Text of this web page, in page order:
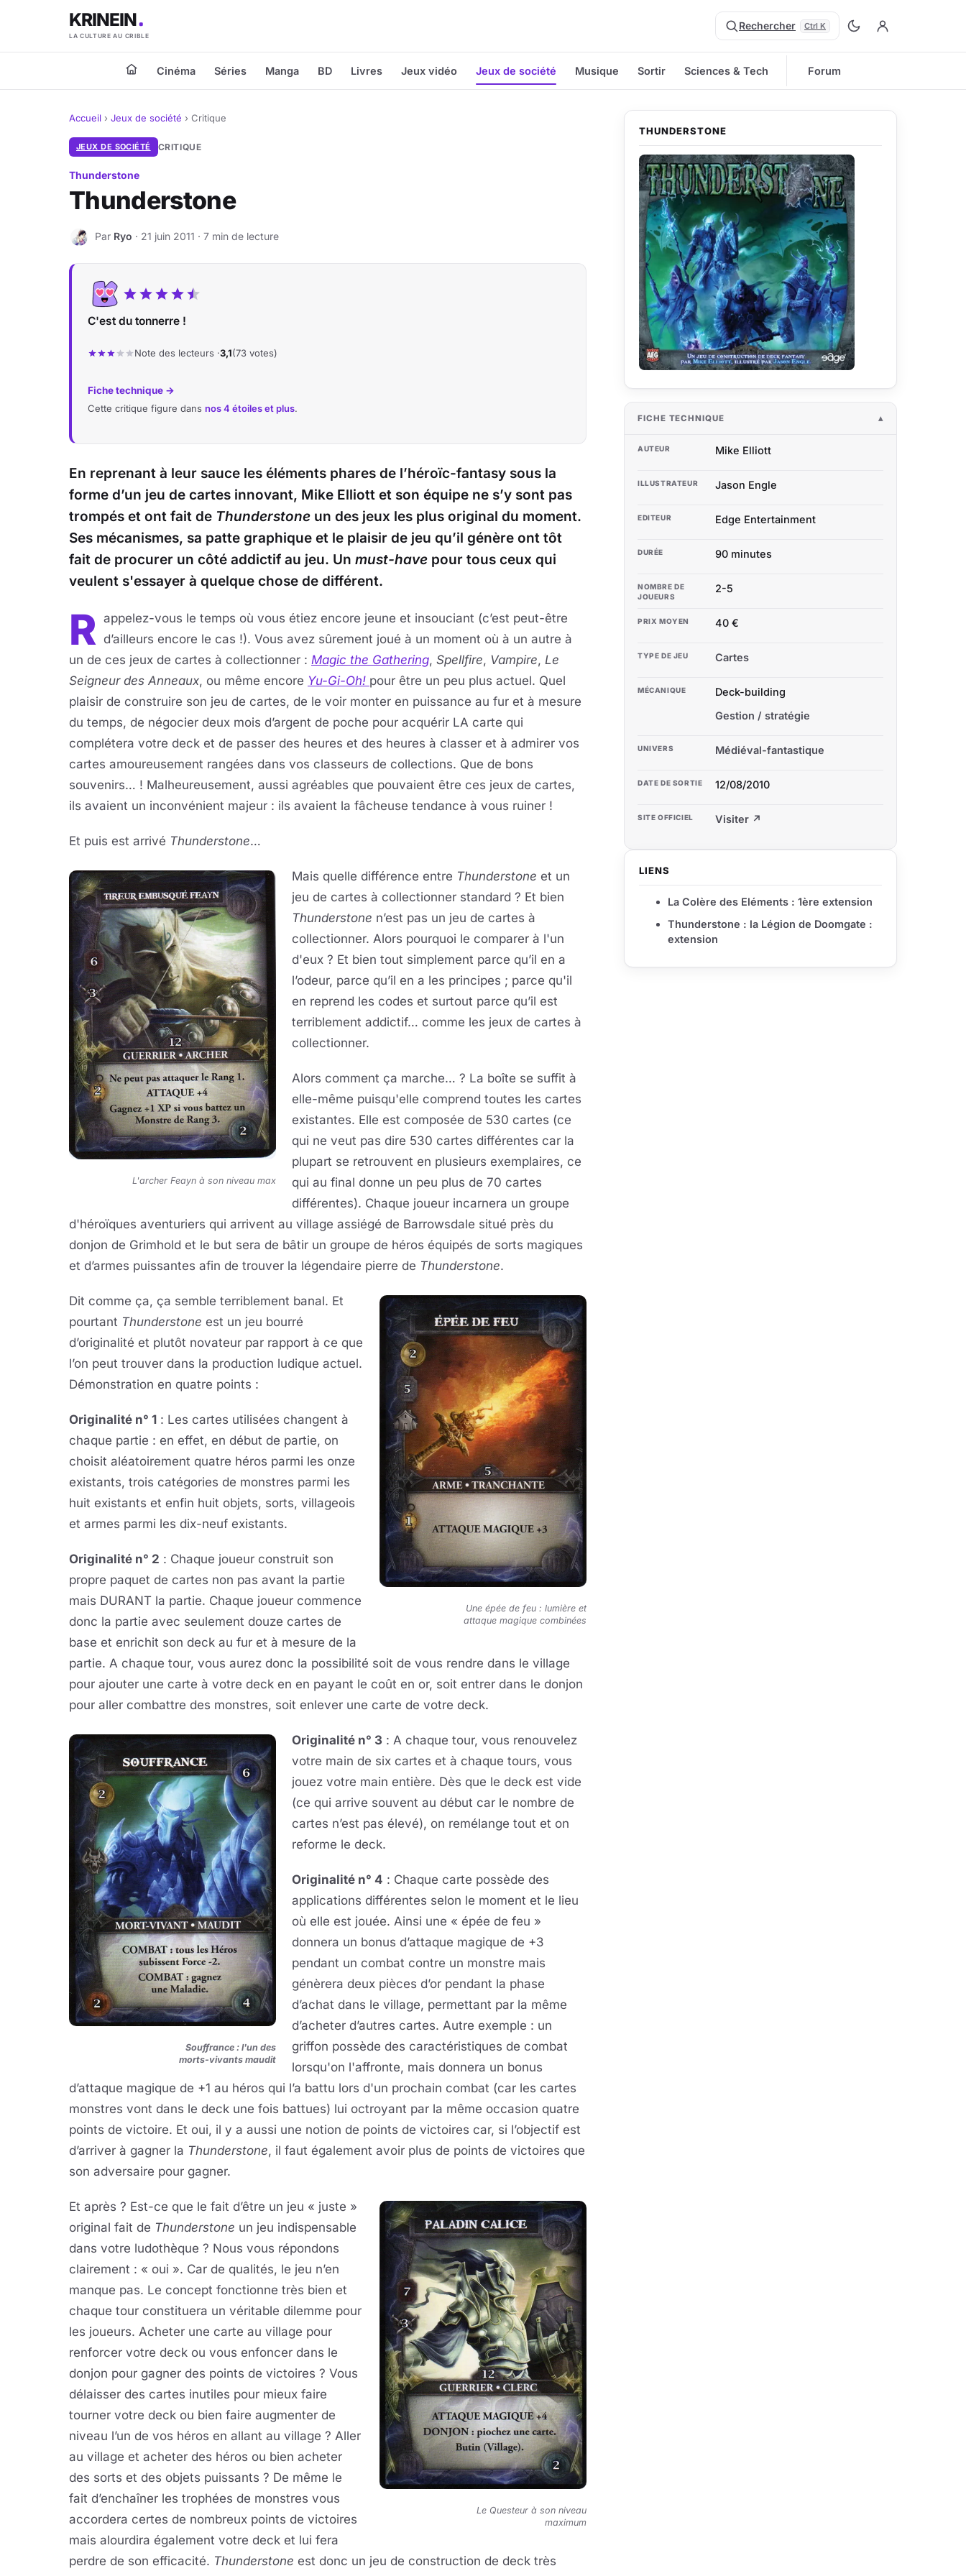
KRINEIN
LA CULTURE AU CRIBLE
Rechercher Ctrl K
Cinéma Séries Manga BD Livres Jeux vidéo Jeux de société Musique Sortir Sciences & Tech Forum
Accueil › Jeux de société › Critique
JEUX DE SOCIÉTÉ CRITIQUE
Thunderstone
Thunderstone
R Par Ryo · 21 juin 2011 · 7 min de lecture
C'est du tonnerre !
Note des lecteurs ·3,1(73 votes)
Fiche technique →
Cette critique figure dans nos 4 étoiles et plus.
En reprenant à leur sauce les éléments phares de l’héroïc-fantasy sous la
forme d’un jeu de cartes innovant, Mike Elliott et son équipe ne s’y sont pas
trompés et ont fait de Thunderstone un des jeux les plus original du moment.
Ses mécanismes, sa patte graphique et le plaisir de jeu qu’il génère ont tôt
fait de procurer un côté addictif au jeu. Un must-have pour tous ceux qui
veulent s'essayer à quelque chose de différent.
R appelez-vous le temps où vous étiez encore jeune et insouciant (c’est peut-être
d’ailleurs encore le cas !). Vous avez sûrement joué à un moment où à un autre à
un de ces jeux de cartes à collectionner : Magic the Gathering, Spellfire, Vampire, Le
Seigneur des Anneaux, ou même encore Yu-Gi-Oh! pour être un peu plus actuel. Quel
plaisir de construire son jeu de cartes, de le voir monter en puissance au fur et à mesure
du temps, de négocier deux mois d’argent de poche pour acquérir LA carte qui
complétera votre deck et de passer des heures et des heures à classer et à admirer vos
cartes amoureusement rangées dans vos classeurs de collections. Que de bons
souvenirs… ! Malheureusement, aussi agréables que pouvaient être ces jeux de cartes,
ils avaient un inconvénient majeur : ils avaient la fâcheuse tendance à vous ruiner !
Et puis est arrivé Thunderstone…
L'archer Feayn à son niveau max
Mais quelle différence entre Thunderstone et un
jeu de cartes à collectionner standard ? Et bien
Thunderstone n’est pas un jeu de cartes à
collectionner. Alors pourquoi le comparer à l'un
d'eux ? Et bien tout simplement parce qu’il en a
l’odeur, parce qu’il en a les principes ; parce qu'il
en reprend les codes et surtout parce qu’il est
terriblement addictif… comme les jeux de cartes à
collectionner.
Alors comment ça marche… ? La boîte se suffit à
elle-même puisqu'elle comprend toutes les cartes
existantes. Elle est composée de 530 cartes (ce
qui ne veut pas dire 530 cartes différentes car la
plupart se retrouvent en plusieurs exemplaires, ce
qui au final donne un peu plus de 70 cartes
différentes). Chaque joueur incarnera un groupe
d'héroïques aventuriers qui arrivent au village assiégé de Barrowsdale situé près du
donjon de Grimhold et le but sera de bâtir un groupe de héros équipés de sorts magiques
et d’armes puissantes afin de trouver la légendaire pierre de Thunderstone.
Une épée de feu : lumière et
attaque magique combinées
Dit comme ça, ça semble terriblement banal. Et
pourtant Thunderstone est un jeu bourré
d’originalité et plutôt novateur par rapport à ce que
l’on peut trouver dans la production ludique actuel.
Démonstration en quatre points :
Originalité n° 1 : Les cartes utilisées changent à
chaque partie : en effet, en début de partie, on
choisit aléatoirement quatre héros parmi les onze
existants, trois catégories de monstres parmi les
huit existants et enfin huit objets, sorts, villageois
et armes parmi les dix-neuf existants.
Originalité n° 2 : Chaque joueur construit son
propre paquet de cartes non pas avant la partie
mais DURANT la partie. Chaque joueur commence
donc la partie avec seulement douze cartes de
base et enrichit son deck au fur et à mesure de la
partie. A chaque tour, vous aurez donc la possibilité soit de vous rendre dans le village
pour ajouter une carte à votre deck en en payant le coût en or, soit entrer dans le donjon
pour aller combattre des monstres, soit enlever une carte de votre deck.
Souffrance : l'un des
morts-vivants maudit
Originalité n° 3 : A chaque tour, vous renouvelez
votre main de six cartes et à chaque tours, vous
jouez votre main entière. Dès que le deck est vide
(ce qui arrive souvent au début car le nombre de
cartes n’est pas élevé), on remélange tout et on
reforme le deck.
Originalité n° 4 : Chaque carte possède des
applications différentes selon le moment et le lieu
où elle est jouée. Ainsi une « épée de feu »
donnera un bonus d’attaque magique de +3
pendant un combat contre un monstre mais
génèrera deux pièces d’or pendant la phase
d’achat dans le village, permettant par la même
d’acheter d’autres cartes. Autre exemple : un
griffon possède des caractéristiques de combat
lorsqu'on l'affronte, mais donnera un bonus
d’attaque magique de +1 au héros qui l’a battu lors d'un prochain combat (car les cartes
monstres vont dans le deck une fois battues) lui octroyant par la même occasion quatre
points de victoire. Et oui, il y a aussi une notion de points de victoires car, si l’objectif est
d’arriver à gagner la Thunderstone, il faut également avoir plus de points de victoires que
son adversaire pour gagner.
Le Questeur à son niveau
maximum
Et après ? Est-ce que le fait d’être un jeu « juste »
original fait de Thunderstone un jeu indispensable
dans votre ludothèque ? Nous vous répondons
clairement : « oui ». Car de qualités, le jeu n’en
manque pas. Le concept fonctionne très bien et
chaque tour constituera un véritable dilemme pour
les joueurs. Acheter une carte au village pour
renforcer votre deck ou vous enfoncer dans le
donjon pour gagner des points de victoires ? Vous
délaisser des cartes inutiles pour mieux faire
tourner votre deck ou bien faire augmenter de
niveau l’un de vos héros en allant au village ? Aller
au village et acheter des héros ou bien acheter
des sorts et des objets puissants ? De même le
fait d’enchaîner les trophées de monstres vous
accordera certes de nombreux points de victoires
mais alourdira également votre deck et lui fera
perdre de son efficacité. Thunderstone est donc un jeu de construction de deck très
THUNDERSTONE
FICHE TECHNIQUE
AUTEUR Mike Elliott
ILLUSTRATEUR Jason Engle
EDITEUR Edge Entertainment
DURÉE 90 minutes
NOMBRE DE
JOUEURS
2-5
PRIX MOYEN 40 €
TYPE DE JEU Cartes
MÉCANIQUE
Deck-building
Gestion / stratégie
UNIVERS Médiéval-fantastique
DATE DE SORTIE 12/08/2010
SITE OFFICIEL Visiter ↗
LIENS
La Colère des Eléments : 1ère extension
Thunderstone : la Légion de Doomgate :
extension